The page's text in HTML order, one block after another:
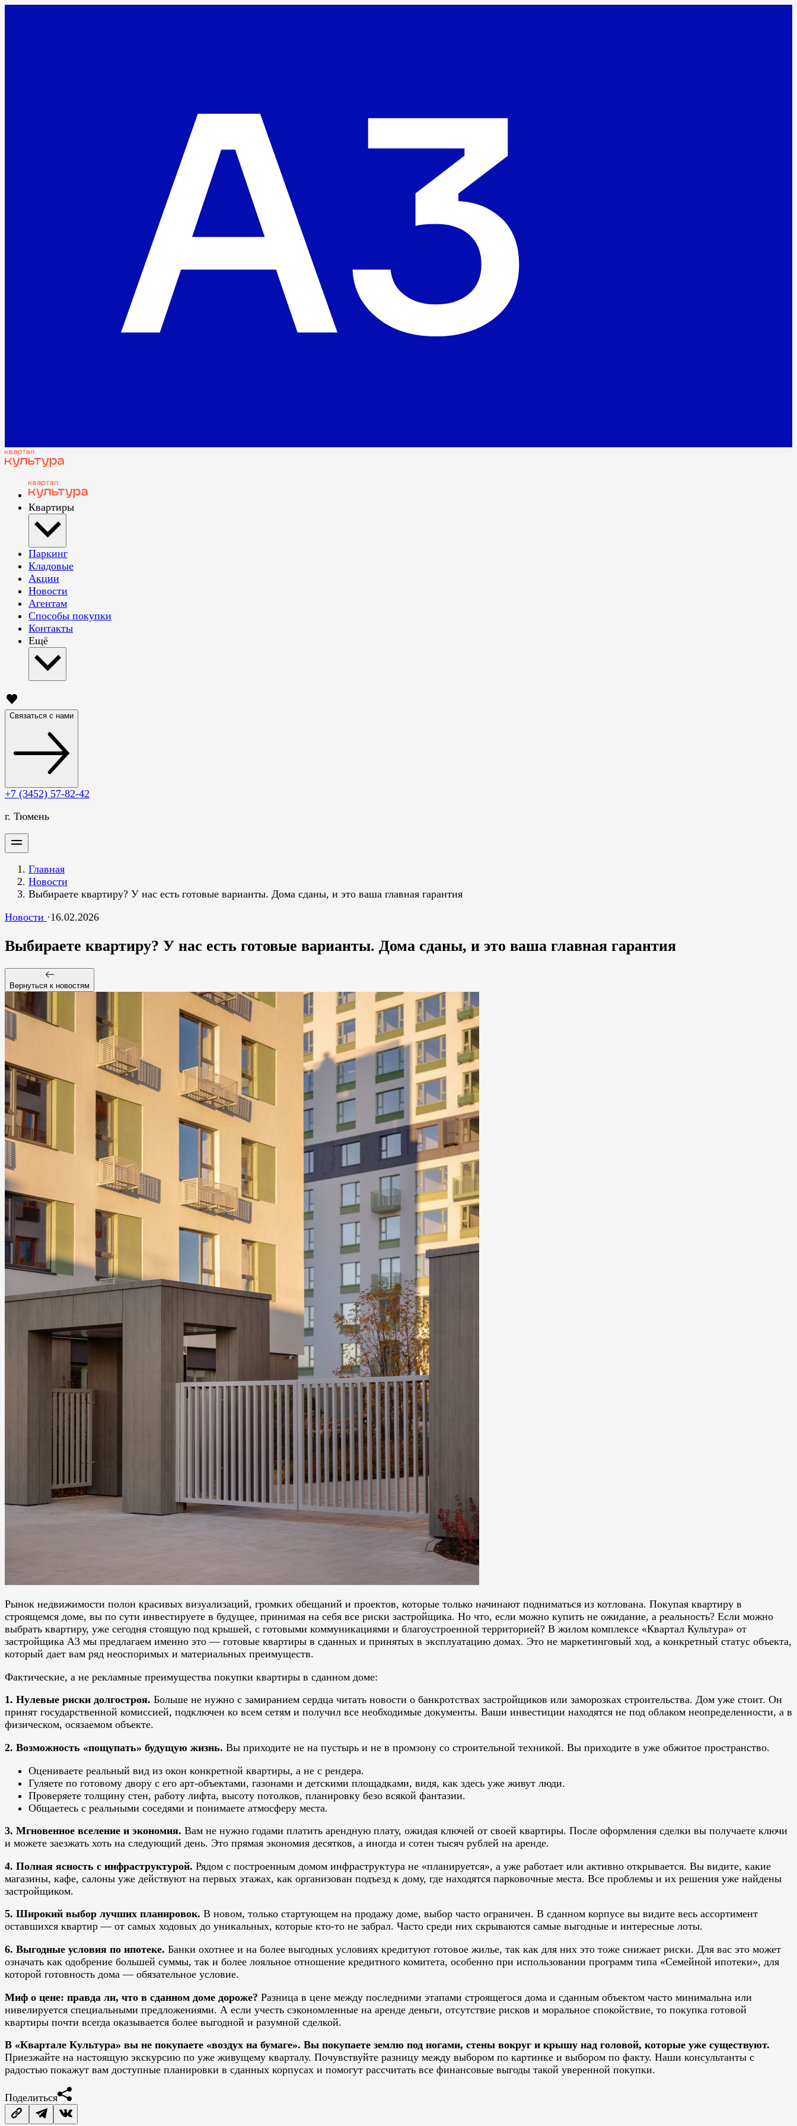
Квартиры
Паркинг
Кладовые
Акции
Новости
Агентам
Способы покупки
Контакты
Ещё
Связаться с нами
+7 (3452) 57-82-42
г. Тюмень
Главная
Новости
Выбираете квартиру? У нас есть готовые варианты. Дома сданы, и это ваша главная гарантия
Новости ·16.02.2026
Выбираете квартиру? У нас есть готовые варианты. Дома сданы, и это ваша главная гарантия
Вернуться к новостям
Рынок недвижимости полон красивых визуализаций, громких обещаний и проектов, которые только начинают подниматься из котлована. Покупая квартиру в
строящемся доме, вы по сути инвестируете в будущее, принимая на себя все риски застройщика. Но что, если можно купить не ожидание, а реальность? Если можно
выбрать квартиру, уже сегодня стоящую под крышей, с готовыми коммуникациями и благоустроенной территорией? В жилом комплексе «Квартал Культура» от
застройщика A3 мы предлагаем именно это — готовые квартиры в сданных и принятых в эксплуатацию домах. Это не маркетинговый ход, а конкретный статус объекта,
который дает вам ряд неоспоримых и материальных преимуществ.
Фактические, а не рекламные преимущества покупки квартиры в сданном доме:
1. Нулевые риски долгостроя. Больше не нужно с замиранием сердца читать новости о банкротствах застройщиков или заморозках строительства. Дом уже стоит. Он
принят государственной комиссией, подключен ко всем сетям и получил все необходимые документы. Ваши инвестиции находятся не под облаком неопределенности, а в
физическом, осязаемом объекте.
2. Возможность «пощупать» будущую жизнь. Вы приходите не на пустырь и не в промзону со строительной техникой. Вы приходите в уже обжитое пространство.
Оцениваете реальный вид из окон конкретной квартиры, а не с рендера.
Гуляете по готовому двору с его арт-объектами, газонами и детскими площадками, видя, как здесь уже живут люди.
Проверяете толщину стен, работу лифта, высоту потолков, планировку безо всякой фантазии.
Общаетесь с реальными соседями и понимаете атмосферу места.
3. Мгновенное вселение и экономия. Вам не нужно годами платить арендную плату, ожидая ключей от своей квартиры. После оформления сделки вы получаете ключи
и можете заезжать хоть на следующий день. Это прямая экономия десятков, а иногда и сотен тысяч рублей на аренде.
4. Полная ясность с инфраструктурой. Рядом с построенным домом инфраструктура не «планируется», а уже работает или активно открывается. Вы видите, какие
магазины, кафе, салоны уже действуют на первых этажах, как организован подъезд к дому, где находятся парковочные места. Все проблемы и их решения уже найдены
застройщиком.
5. Широкий выбор лучших планировок. В новом, только стартующем на продажу доме, выбор часто ограничен. В сданном корпусе вы видите весь ассортимент
оставшихся квартир — от самых ходовых до уникальных, которые кто-то не забрал. Часто среди них скрываются самые выгодные и интересные лоты.
6. Выгодные условия по ипотеке. Банки охотнее и на более выгодных условиях кредитуют готовое жилье, так как для них это тоже снижает риски. Для вас это может
означать как одобрение большей суммы, так и более лояльное отношение кредитного комитета, особенно при использовании программ типа «Семейной ипотеки», для
которой готовность дома — обязательное условие.
Миф о цене: правда ли, что в сданном доме дороже? Разница в цене между последними этапами строящегося дома и сданным объектом часто минимальна или
нивелируется специальными предложениями. А если учесть сэкономленные на аренде деньги, отсутствие рисков и моральное спокойствие, то покупка готовой
квартиры почти всегда оказывается более выгодной и разумной сделкой.
В «Квартале Культура» вы не покупаете «воздух на бумаге». Вы покупаете землю под ногами, стены вокруг и крышу над головой, которые уже существуют.
Приезжайте на настоящую экскурсию по уже живущему кварталу. Почувствуйте разницу между выбором по картинке и выбором по факту. Наши консультанты с
радостью покажут вам доступные планировки в сданных корпусах и помогут рассчитать все финансовые выгоды такой уверенной покупки.
Поделиться